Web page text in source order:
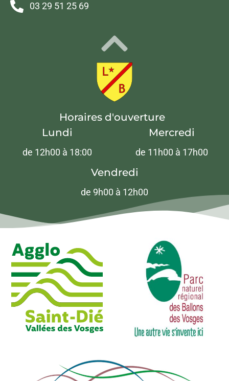
03 29 51 25 69
Horaires d'ouverture
Lundi
de 12h00 à 18:00
Mercredi
de 11h00 à 17h00
Vendredi
de 9h00 à 12h00